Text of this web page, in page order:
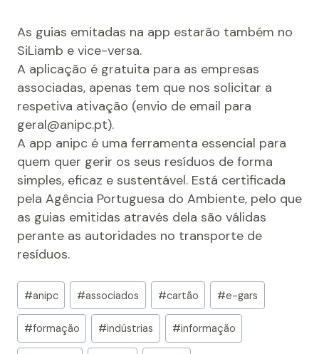
As guias emitadas na app estarão também no
SiLiamb e vice-versa.
A aplicação é gratuita para as empresas
associadas, apenas tem que nos solicitar a
respetiva ativação (envio de email para
geral@anipc.pt).
A app anipc é uma ferramenta essencial para
quem quer gerir os seus resíduos de forma
simples, eficaz e sustentável. Está certificada
pela Agência Portuguesa do Ambiente, pelo que
as guias emitidas através dela são válidas
perante as autoridades no transporte de
resíduos.
Post
Tags:
#anipc #associados #cartão #e-gars
#formação #indústrias #informação